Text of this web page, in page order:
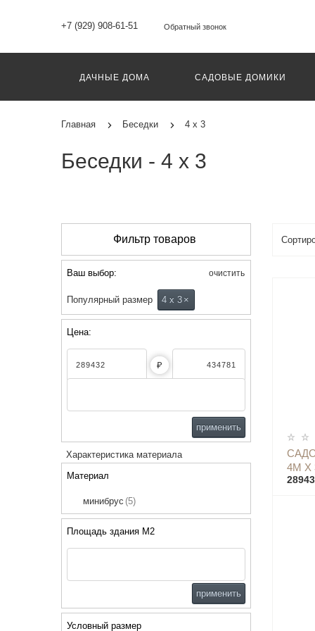
+7 (929) 908-61-51 Обратный звонок
ДАЧНЫЕ ДОМА САДОВЫЕ ДОМИКИ
Главная Беседки 4 х 3
Беседки - 4 х 3
Фильтр товаров
Ваш выбор: очистить
Популярный размер 4 х 3 ×
Цена:
₽
применить
Характеристика материала
Материал
минибрус (5)
Площадь здания М2
применить
Условный размер
4М Х